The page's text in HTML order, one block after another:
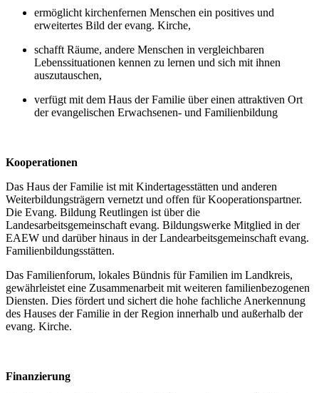
ermöglicht kirchenfernen Menschen ein positives und
erweitertes Bild der evang. Kirche,
schafft Räume, andere Menschen in vergleichbaren
Lebenssituationen kennen zu lernen und sich mit ihnen
auszutauschen,
verfügt mit dem Haus der Familie über einen attraktiven Ort
der evangelischen Erwachsenen- und Familienbildung
Kooperationen
Das Haus der Familie ist mit Kindertagesstätten und anderen
Weiterbildungsträgern vernetzt und offen für Kooperationspartner.
Die Evang. Bildung Reutlingen ist über die
Landesarbeitsgemeinschaft evang. Bildungswerke Mitglied in der
EAEW und darüber hinaus in der Landearbeitsgemeinschaft evang.
Familienbildungsstätten.
Das Familienforum, lokales Bündnis für Familien im Landkreis,
gewährleistet eine Zusammenarbeit mit weiteren familienbezogenen
Diensten. Dies fördert und sichert die hohe fachliche Anerkennung
des Hauses der Familie in der Region innerhalb und außerhalb der
evang. Kirche.
Finanzierung